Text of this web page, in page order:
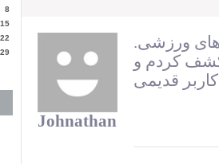
8
15
22
29
Johnathan
ورزشی.
کشف کردم و